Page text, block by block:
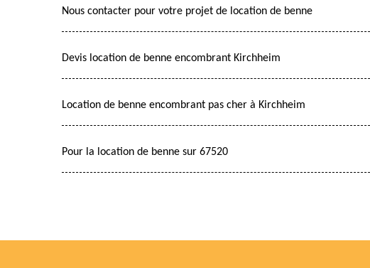
Nous contacter pour votre projet de location de benne
Devis location de benne encombrant Kirchheim
Location de benne encombrant pas cher à Kirchheim
Pour la location de benne sur 67520